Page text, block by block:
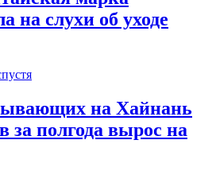
на слухи об уходе
на Хайнань
за полгода вырос на